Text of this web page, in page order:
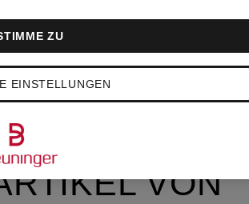
VON
EINSTELLUNGEN
ZU